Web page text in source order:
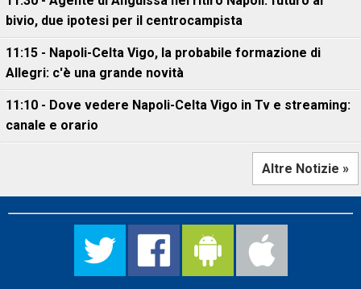
bivio, due ipotesi per il centrocampista
11:15 - Napoli-Celta Vigo, la probabile formazione di
Allegri: c'è una grande novità
11:10 - Dove vedere Napoli-Celta Vigo in Tv e streaming:
canale e orario
Altre Notizie »